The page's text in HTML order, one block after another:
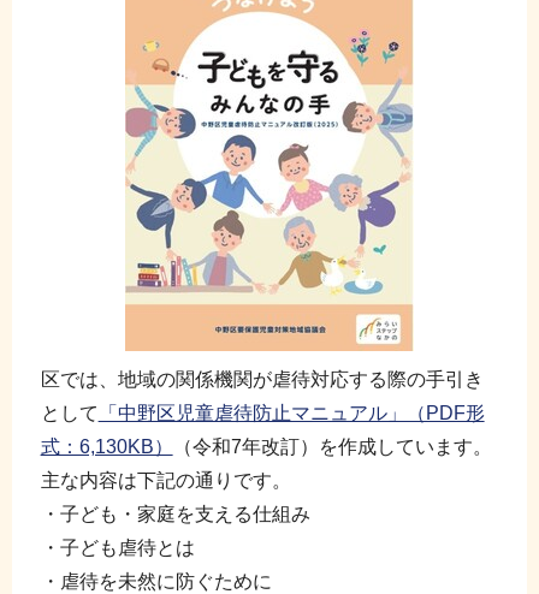
区では、地域の関係機関が虐待対応する際の手引き
として 「中野区児童虐待防止マニュアル」（PDF形
式：6,130KB）
（令和7年改訂）を作成しています。
主な内容は下記の通りです。
・子ども・家庭を支える仕組み
・子ども虐待とは
・虐待を未然に防ぐために